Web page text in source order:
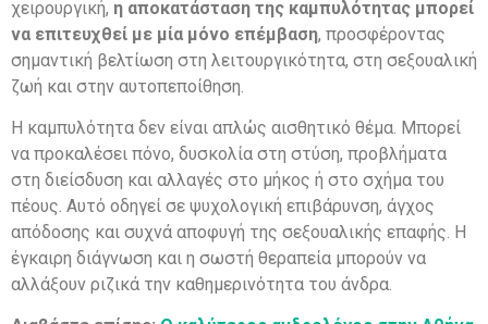
χειρουργική, η αποκατάσταση της καμπυλότητας μπορεί
να επιτευχθεί με μία μόνο επέμβαση, προσφέροντας
σημαντική βελτίωση στη λειτουργικότητα, στη σεξουαλική
ζωή και στην αυτοπεποίθηση.
Η καμπυλότητα δεν είναι απλώς αισθητικό θέμα. Μπορεί
να προκαλέσει πόνο, δυσκολία στη στύση, προβλήματα
στη διείσδυση και αλλαγές στο μήκος ή στο σχήμα του
πέους. Αυτό οδηγεί σε ψυχολογική επιβάρυνση, άγχος
απόδοσης και συχνά αποφυγή της σεξουαλικής επαφής. Η
έγκαιρη διάγνωση και η σωστή θεραπεία μπορούν να
αλλάξουν ριζικά την καθημερινότητα του άνδρα.